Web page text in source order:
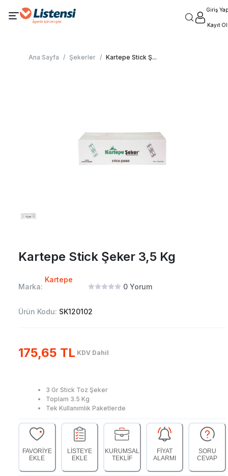
Giriş Yap
Kayıt Ol
Ana Sayfa / Şekerler / Kartepe Stick Ş...
Kartepe Stick Şeker 3,5 Kg
Marka:
Kartepe
0 Yorum
Ürün Kodu: SK120102
175,65 TL KDV Dahil
3 Gr Stick Toz Şeker
Toplam 3.5 Kg
Tek Kullanımlık Paketlerde
FAVORİYE
EKLE
LİSTEYE
EKLE
KURUMSAL
TEKLİF
FİYAT
ALARMI
SORU
CEVAP